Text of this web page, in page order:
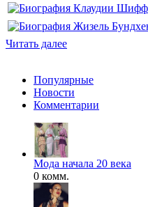
Читать далее
Популярные
Новости
Комментарии
Мода начала 20 века
0 комм.